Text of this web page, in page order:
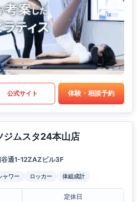
公式サイト 体験・相談予約
ジムスタ24本山店
通1-12ZAZビル3F
ャワー ロッカー 体組成計
定休日